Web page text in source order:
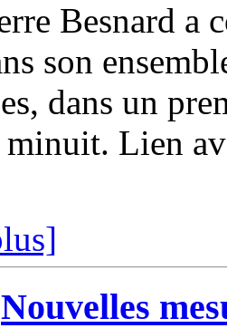
Besnard a
son
dans un
Lien
Nouvelles